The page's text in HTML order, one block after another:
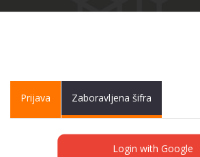
Primary tabs
Prijava (activeZaboravljena šifra
Login with Google